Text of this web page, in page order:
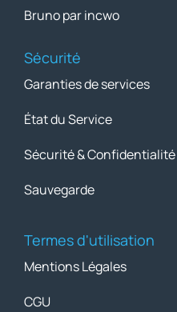
Bruno par incwo
Sécurité
Garanties de services
État du Service
Sécurité & Confidentialité
Sauvegarde
Termes d'utilisation
Mentions Légales
CGU